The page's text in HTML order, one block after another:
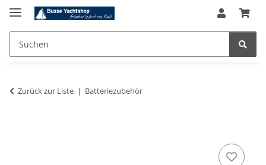
Zurück zur Liste Batteriezubehör